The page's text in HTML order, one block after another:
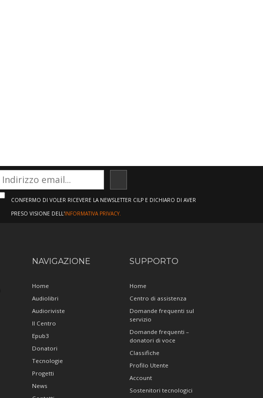
CONFERMO DI VOLER RICEVERE LA NEWSLETTER CILP E DICHIARO DI AVER
PRESO VISIONE DELL'INFORMATIVA PRIVACY.
NAVIGAZIONE
Home
Audiolibri
Audioriviste
Il Centro
Epub3
Donatori
Tecnologie
Progetti
News
SUPPORTO
Home
Centro di assistenza
Domande frequenti sul
servizio
Domande frequenti –
donatori di voce
Classifiche
Profilo Utente
Account
Sostenitori tecnologici